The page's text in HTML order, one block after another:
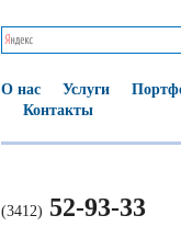
О нас Услуги
Контакты
(3412) 52-93-33